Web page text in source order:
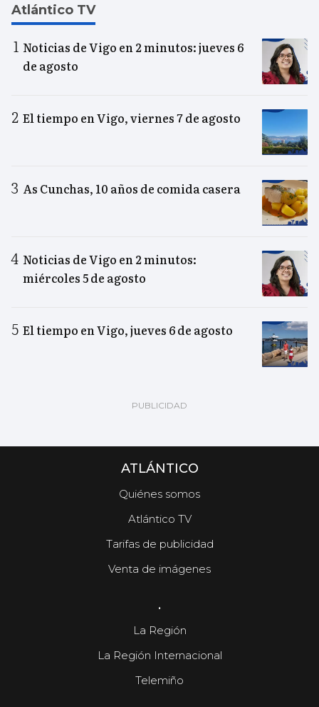
Atlántico TV
Noticias de Vigo en 2 minutos: jueves 6
de agosto
El tiempo en Vigo, viernes 7 de agosto
As Cunchas, 10 años de comida casera
Noticias de Vigo en 2 minutos:
miércoles 5 de agosto
El tiempo en Vigo, jueves 6 de agosto
ATLÁNTICO
Quiénes somos
Atlántico TV
Tarifas de publicidad
Venta de imágenes
.
La Región
La Región Internacional
Telemiño